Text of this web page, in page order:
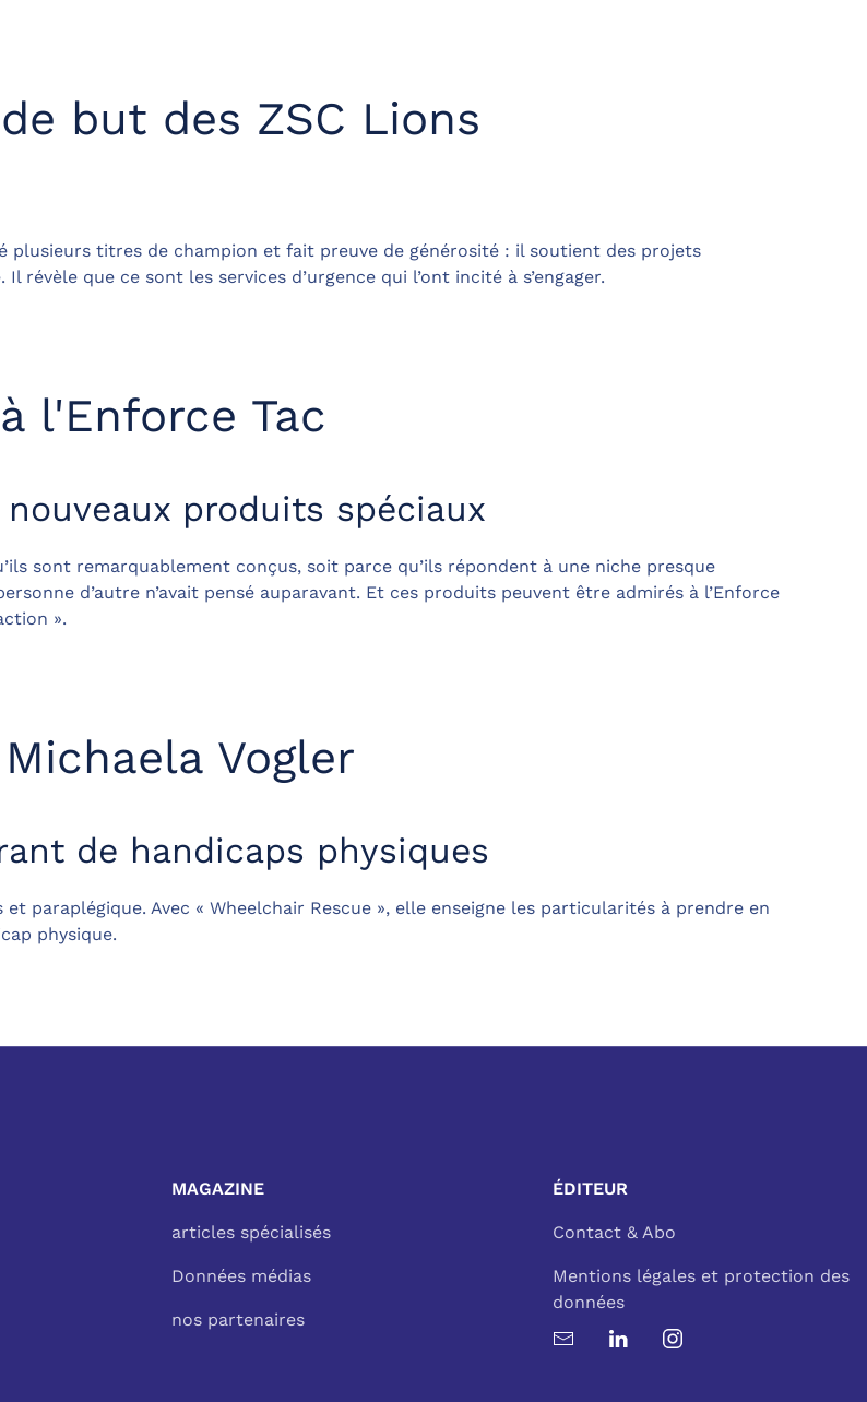
but des ZSC Lions
plusieurs titres de champion et fait preuve de générosité : il soutient des projets
révèle que ce sont les services d’urgence qui l’ont incité à s’engager.
l'Enforce Tac
produits spéciaux
sont remarquablement conçus, soit parce qu’ils répondent à une niche presque
d’autre n’avait pensé auparavant. Et ces produits peuvent être admirés à l’Enforce
».
Vogler
de handicaps physiques
paraplégique. Avec « Wheelchair Rescue », elle enseigne les particularités à prendre en
physique.
MAGAZINE
articles spécialisés
Données médias
nos partenaires
ÉDITEUR
Contact & Abo
Mentions légales et protection des
données